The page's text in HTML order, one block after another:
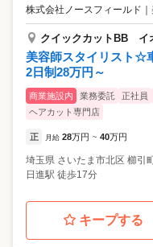
株式会社ノースフィールド
クイックカットBB イ
美容師スタイリスト☆
2日制28万円～
商業施設内 業務委託 正社員
ヘアカット専門店
正 月給 28万円 ~ 40万円
埼玉県 さいたま市北区 櫛引
日進駅 徒歩17分
キープする